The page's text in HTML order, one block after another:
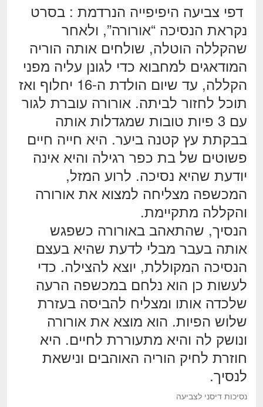
c
e
b
o
o
k
tt
er
ar
e
דפי צביעה היפיפייה הנרדמת : בסרט
נקראת הנסיכה “אורורה”, ולאחר
שהקללה הוטלה, שולחים אותה הוריה
המודאגים למחבוא כדי לגונן עליה מפני
הקללה, עד שיום הולדת ה-16 יחלוף ואז
תוכל לחזור לביתה. אורורה עוברת לגור
עם 3 פיות טובות שמגדלות אותה
בבקתת עץ קטנה ביער. היא חייה חיים
פשוטים של בת כפר רגילה והיא אינה
יודעת שהיא נסיכה. לרוע המזל,
המכשפה מצליחה למצוא את אורורה
והקללה מתקיימת.
הנסיך, שהתאהב באורורה כשפגש
אותה בעבר מבלי לדעת שהיא בעצם
הנסיכה המקוללת, יוצא להצילה. כדי
לעשות כן הוא נלחם במכשפה הרעה
שלכדה אותו ומצליח להביסה בעזרת
שלוש הפיות. הוא מוצא את אורורה
ונושק לה והיא מתעוררת לחיים. היא
חוזרת לחיק הוריה האוהבים ונישאת
לנסיך.
נסיכות דיסני לצביעה